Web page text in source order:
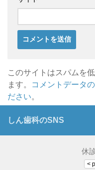
このサイトはスパムを
ます。
コメントデータ
ださい。
しん歯科のSNS
休